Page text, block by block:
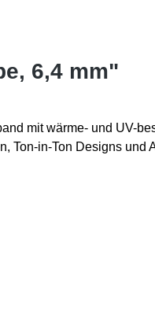
6,4 mm"
mit wärme- und UV-
Ton-in-Ton Designs und